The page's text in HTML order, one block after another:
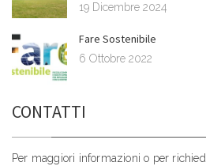
19 Dicembre 2024
Fare Sostenibile
6 Ottobre 2022
CONTATTI
Per maggiori informazioni o per